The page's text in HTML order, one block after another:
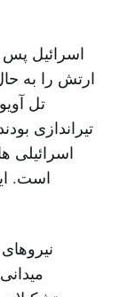
اسرائیل پس
ارتش را به
اسرائیلی
است.